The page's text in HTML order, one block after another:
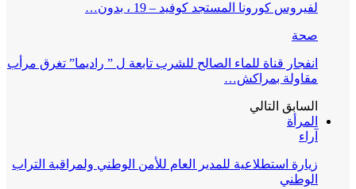
لفيروس كورونا المستجد كوفيد – 19 ، بدون…
صحة
انفجار قناة للماء الصالح للشرب تابعة ل ” راديما” تغرق مرأب
مقاولة بمراكش…
السابق التالي
المرأة
آراء
زيارة استطلاعية للمدير العام للأمن الوطني ولمراقبة التراب
الوطني